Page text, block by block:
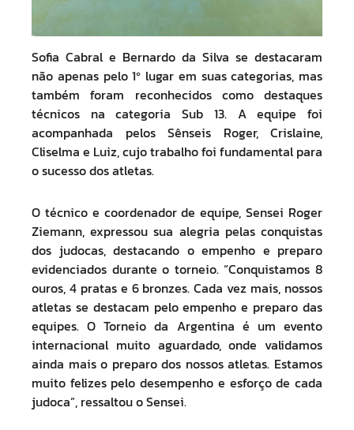
Sofia Cabral e Bernardo da Silva se destacaram
não apenas pelo 1º lugar em suas categorias, mas
também foram reconhecidos como destaques
técnicos na categoria Sub 13. A equipe foi
acompanhada pelos Sênseis Roger, Crislaine,
Cliselma e Luiz, cujo trabalho foi fundamental para
o sucesso dos atletas.
O técnico e coordenador de equipe, Sensei Roger
Ziemann, expressou sua alegria pelas conquistas
dos judocas, destacando o empenho e preparo
evidenciados durante o torneio. “Conquistamos 8
ouros, 4 pratas e 6 bronzes. Cada vez mais, nossos
atletas se destacam pelo empenho e preparo das
equipes. O Torneio da Argentina é um evento
internacional muito aguardado, onde validamos
ainda mais o preparo dos nossos atletas. Estamos
muito felizes pelo desempenho e esforço de cada
judoca”, ressaltou o Sensei.